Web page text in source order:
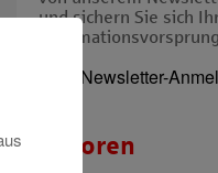
und sichern Sie sich
• Zur Newsletter-
Autoren